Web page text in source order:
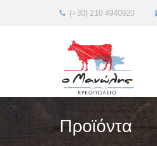
(+30) 210 4940920
Προϊόντα